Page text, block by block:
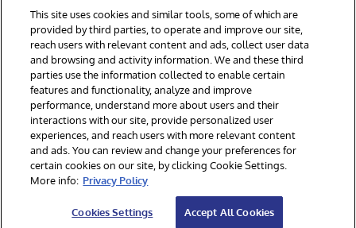
twitter youtubefacebooklinkedin
1996-2026 InterSystems Corporation, Boston, MA. Todos los
derechos reservados.
Avisos/Términos y condiciones
Declaración de privacidad
Garantía
Accesibilidad
This site uses cookies and similar tools, some of which are
provided by third parties, to operate and improve our site,
reach users with relevant content and ads, collect user data
and browsing and activity information. We and these third
parties use the information collected to enable certain
features and functionality, analyze and improve
performance, understand more about users and their
interactions with our site, provide personalized user
experiences, and reach users with more relevant content
and ads. You can review and change your preferences for
certain cookies on our site, by clicking Cookie Settings.
More info: Privacy Policy
Cookies Settings Accept All Cookies